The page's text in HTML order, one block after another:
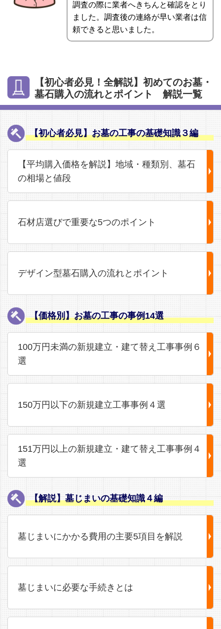
調査の際に業者へきちんと確認をとり
ました。調査後の連絡が早い業者は信
頼できると思いました。
【初心者必見！全解説】初めてのお墓・
墓石購入の流れとポイント 解説一覧
【初心者必見】お墓の工事の基礎知識３編
【平均購入価格を解説】地域・種類別、墓石
の相場と値段
石材店選びで重要な5つのポイント
デザイン型墓石購入の流れとポイント
【価格別】お墓の工事の事例14選
100万円未満の新規建立・建て替え工事事例６
選
150万円以下の新規建立工事事例４選
151万円以上の新規建立・建て替え工事事例４
選
【解説】墓じまいの基礎知識４編
墓じまいにかかる費用の主要5項目を解説
墓じまいに必要な手続きとは